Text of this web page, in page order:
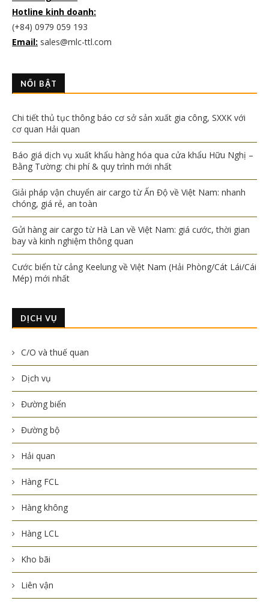
Hotline kinh doanh:
(+84) 0979 059 193
Email: sales@mlc-ttl.com
NỔI BẬT
Chi tiết thủ tục thông báo cơ sở sản xuất gia công, SXXK với
cơ quan Hải quan
Báo giá dịch vụ xuất khẩu hàng hóa qua cửa khẩu Hữu Nghị –
Bằng Tường: chi phí & quy trình mới nhất
Giải pháp vận chuyển air cargo từ Ấn Độ về Việt Nam: nhanh
chóng, giá rẻ, an toàn
Gửi hàng air cargo từ Hà Lan về Việt Nam: giá cước, thời gian
bay và kinh nghiệm thông quan
Cước biển từ cảng Keelung về Việt Nam (Hải Phòng/Cát Lái/Cái
Mép) mới nhất
DỊCH VỤ
C/O và thuế quan
Dịch vụ
Đường biển
Đường bộ
Hải quan
Hàng FCL
Hàng không
Hàng LCL
Kho bãi
Liên vận